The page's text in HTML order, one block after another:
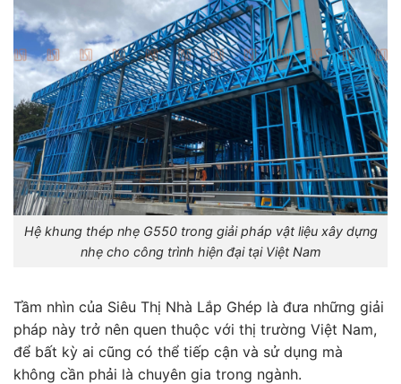
Hệ khung thép nhẹ G550 trong giải pháp vật liệu xây dựng
nhẹ cho công trình hiện đại tại Việt Nam
Tầm nhìn của Siêu Thị Nhà Lắp Ghép là đưa những giải
pháp này trở nên quen thuộc với thị trường Việt Nam,
để bất kỳ ai cũng có thể tiếp cận và sử dụng mà
không cần phải là chuyên gia trong ngành.